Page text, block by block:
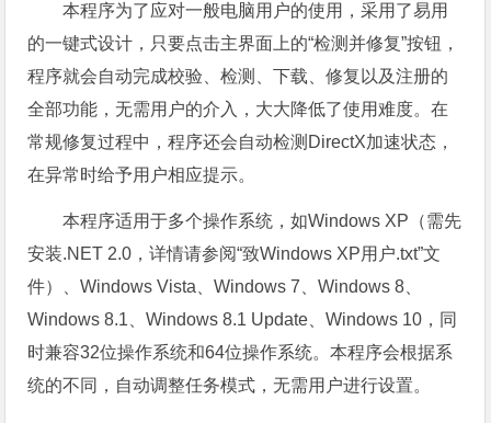
本程序为了应对一般电脑用户的使用，采用了易用
的一键式设计，只要点击主界面上的“检测并修复”按钮，
程序就会自动完成校验、检测、下载、修复以及注册的
全部功能，无需用户的介入，大大降低了使用难度。在
常规修复过程中，程序还会自动检测DirectX加速状态，
在异常时给予用户相应提示。
本程序适用于多个操作系统，如Windows XP（需先
安装.NET 2.0，详情请参阅“致Windows XP用户.txt”文
件）、Windows Vista、Windows 7、Windows 8、
Windows 8.1、Windows 8.1 Update、Windows 10，同
时兼容32位操作系统和64位操作系统。本程序会根据系
统的不同，自动调整任务模式，无需用户进行设置。